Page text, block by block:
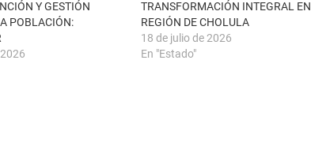
Y GESTIÓN
POBLACIÓN:
TRANSFORMACIÓN INTEGRAL EN
REGIÓN DE CHOLULA
18 de julio de 2026
En "Estado"